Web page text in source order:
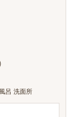
呂 洗面所